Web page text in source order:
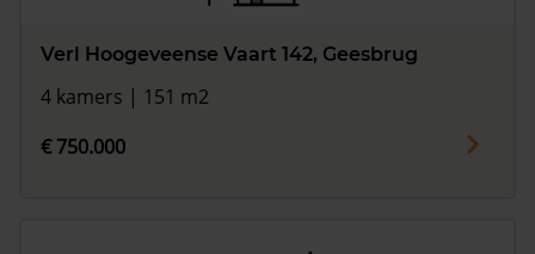
Verl Hoogeveense Vaart 142, Geesbrug
4 kamers | 151 m2
€ 750.000